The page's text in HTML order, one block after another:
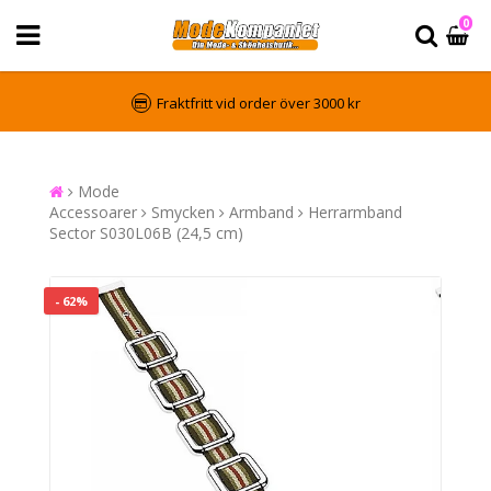
0
Fraktfritt vid order över 3000 kr
Mode
Accessoarer
Smycken Armband
Herrarmband
Sector S030L06B (24,5 cm)
- 62%